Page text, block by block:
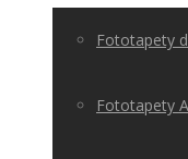
Fototapety
Fototapety